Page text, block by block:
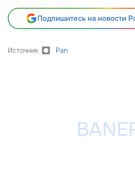
Подпишитесь на новости
Источник Pan